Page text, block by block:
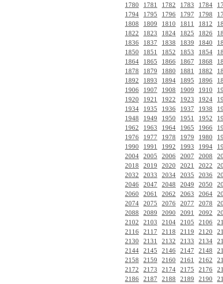
1780
1781 1782 1783 1784
1794
1795 1796 1797 1798
1808
1809 1810 1811 1812
1822
1823 1824 1825 1826
1836
1837 1838 1839 1840
1850
1851 1852 1853 1854
1864
1865 1866 1867 1868
1878
1879 1880 1881 1882
1892
1893 1894 1895 1896
1906
1907 1908 1909 1910
1920
1921 1922 1923 1924
1934
1935 1936 1937 1938
1948
1949 1950 1951 1952
1962
1963 1964 1965 1966
1976
1977 1978 1979 1980
1990
1991 1992 1993 1994
2004 2005 2006 2007 2008
2018
2019 2020 2021 2022
2032
2033 2034 2035 2036
2046
2047 2048 2049 2050
2060
2061 2062 2063 2064
2074 2075 2076 2077 2078
2088
2089 2090 2091 2092
2102
2103 2104 2105 2106
2116
2117 2118 2119 2120
2130
2131 2132 2133 2134
2144 2145 2146 2147 2148
2158
2159 2160 2161 2162
2172
2173 2174 2175 2176
2186
2187 2188 2189 2190